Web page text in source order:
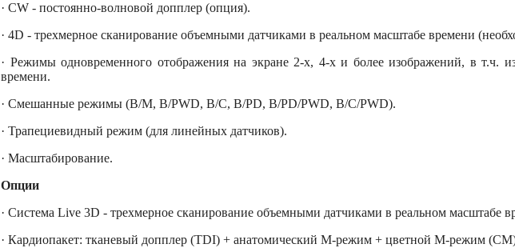
· CW - постоянно-волновой допплер (опция).
· 4D - трехмерное сканирование объемными датчиками в реальном масштабе времени
· Режимы одновременного отображения на экране 2-х, 4-х и более изображений, в т.ч.
времени.
· Смешанные режимы (B/M, B/PWD, B/C, B/PD, B/PD/PWD, B/C/PWD).
· Трапециевидный режим (для линейных датчиков).
· Масштабирование.
Опции
· Система Live 3D - трехмерное сканирование объемными датчиками в реальном масштабе
· Кардиопакет: тканевый допплер (TDI) + анатомический М-режим + цветной М-режим